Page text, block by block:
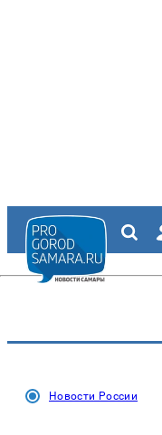
Новости России